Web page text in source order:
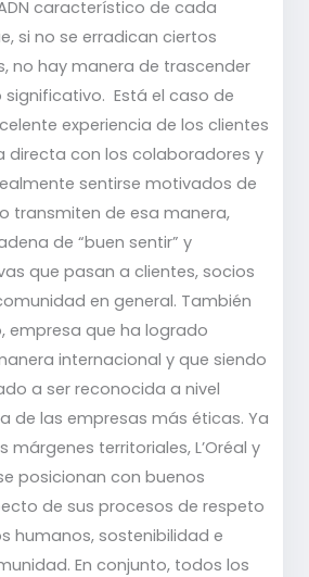
característico de cada
si no se erradican ciertos
no hay manera de trascender
significativo. Está el caso de
experiencia de los clientes
directa con los colaboradores y
sentirse motivados de
transmiten de esa manera,
de “buen sentir” y
que pasan a clientes, socios
en general. También
empresa que ha logrado
internacional y que siendo
a ser reconocida a nivel
de las empresas más éticas. Ya
márgenes territoriales, L’Oréal y
posicionan con buenos
de sus procesos de respeto
humanos, sostenibilidad e
En conjunto, todos los